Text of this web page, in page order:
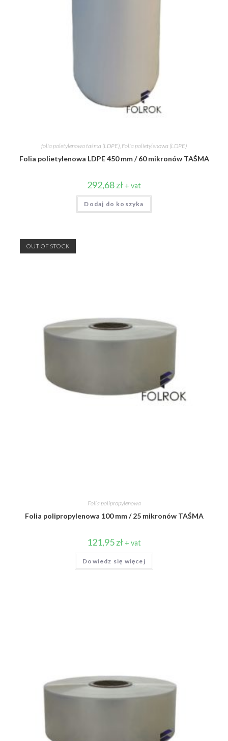
folia poletylenowa taśma (LDPE) Folia polietylenowa (LDPE)
Folia polietylenowa LDPE 450 mm / 60 mikronów TAŚMA
292,68zł + vat
Dodaj do koszyka
OUT OF STOCK
Folia polipropylenowa
Folia polipropylenowa 100 mm / 25 mikronów TAŚMA
121,95zł + vat
Dowiedz się więcej